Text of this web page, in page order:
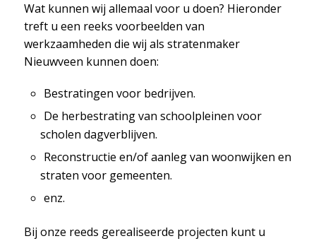
Wat kunnen wij allemaal voor u doen? Hieronder
treft u een reeks voorbeelden van
werkzaamheden die wij als stratenmaker
Nieuwveen kunnen doen:
Bestratingen voor bedrijven.
De herbestrating van schoolpleinen voor
scholen dagverblijven.
Reconstructie en/of aanleg van woonwijken en
straten voor gemeenten.
enz.
Bij onze reeds gerealiseerde projecten kunt u